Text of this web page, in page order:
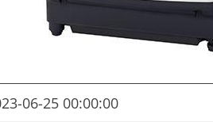
06-25 00:00:00